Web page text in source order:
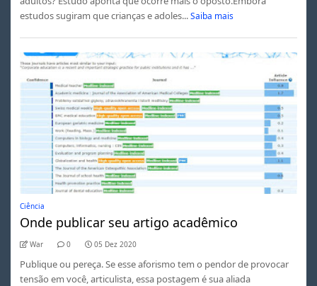
estudos sugiram que crianças e adoles... Saiba mais
Ciência
Onde publicar seu artigo acadêmico
War 0 05 Dez 2020
Publique ou pereça. Se esse aforismo tem o pendor de provocar
tensão em você, articulista, essa postagem é sua aliada